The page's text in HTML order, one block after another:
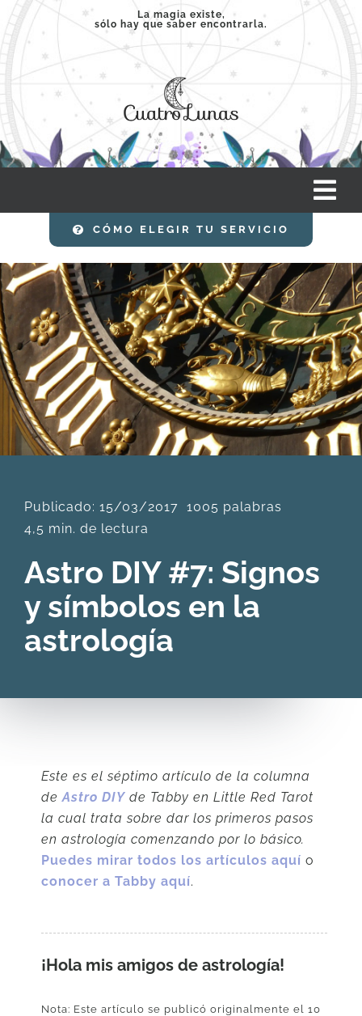
Saltar
contenido
La magia existe,
sólo hay que saber encontrarla.
INICIO
SERVICIOS
CLASES
DESCARGAS
PRODUCTOS
ARTÍCULOS
ACERCA
CONTACTO
CÓMO ELEGIR TU SERVICIO
Publicado: 15/03/2017 1005 palabras
4,5 min. de lectura
Astro DIY #7: Signos
y símbolos en la
astrología
Este es el séptimo artículo de la columna
deAstro DIY de Tabby en Little Red Tarot
la cual trata sobre dar los primeros pasos
en astrología comenzando por lo básico.
Puedes mirar todos los artículos aquí o
conocer a Tabby aquí.
¡Hola mis amigos de astrología!
Nota: Este artículo se publicó originalmente el 10